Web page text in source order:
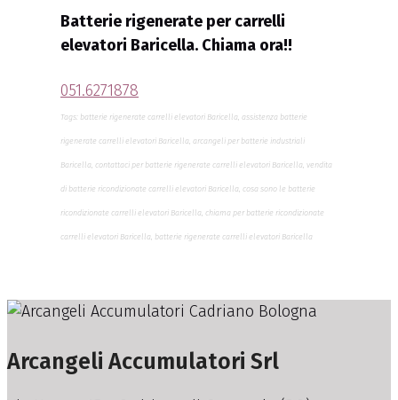
Batterie rigenerate per carrelli
elevatori Baricella. Chiama ora!!
051.6271878
Tags: batterie rigenerate carrelli elevatori Baricella, assistenza batterie
rigenerate carrelli elevatori Baricella, arcangeli per batterie industriali
Baricella, contattaci per batterie rigenerate carrelli elevatori Baricella, vendita
di batterie ricondizionate carrelli elevatori Baricella, cosa sono le batterie
ricondizionate carrelli elevatori Baricella, chiama per batterie ricondizionate
carrelli elevatori Baricella, batterie rigenerate carrelli elevatori Baricella
Arcangeli Accumulatori Srl